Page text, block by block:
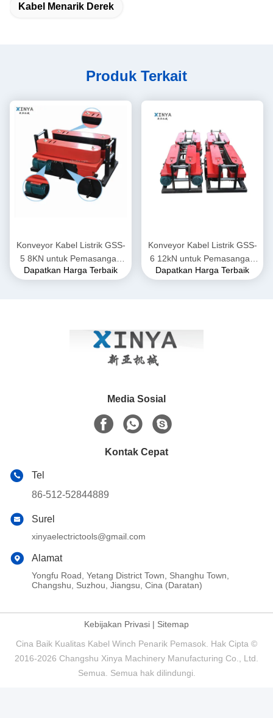
Kabel Menarik Derek
Produk Terkait
Konveyor Kabel Listrik GSS-
5 8KN untuk Pemasangan
Kabel Listrik Bawah Tanah
Dapatkan Harga Terbaik
Konveyor Kabel Listrik GSS-
6 12kN untuk Pemasangan
Kabel Listrik Bawah Tanah
Dapatkan Harga Terbaik
Media Sosial
Kontak Cepat
Tel
86-512-52844889
Surel
xinyaelectrictools@gmail.com
Alamat
Yongfu Road, Yetang District Town, Shanghu Town,
Changshu, Suzhou, Jiangsu, Cina (Daratan)
Kebijakan Privasi | Sitemap
Cina Baik Kualitas Kabel Winch Penarik Pemasok. Hak Cipta ©
2016-2026 Changshu Xinya Machinery Manufacturing Co., Ltd.
Semua. Semua hak dilindungi.